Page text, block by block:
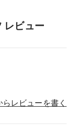
レビュー
レビューを書く